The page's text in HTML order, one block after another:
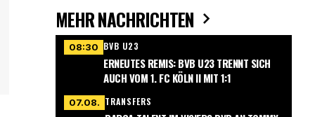
MEHR NACHRICHTEN
08:30 BVB U23
ERNEUTES REMIS: BVB U23 TRENNT SICH
AUCH VOM 1. FC KÖLN II MIT 1:1
07.08. TRANSFERS